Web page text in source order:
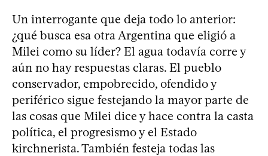
Un interrogante que deja todo lo anterior:
¿qué busca esa otra Argentina que eligió a
Milei como su líder? El agua todavía corre y
aún no hay respuestas claras. El pueblo
conservador, empobrecido, ofendido y
periférico sigue festejando la mayor parte de
las cosas que Milei dice y hace contra la casta
política, el progresismo y el Estado
kirchnerista. También festeja todas las